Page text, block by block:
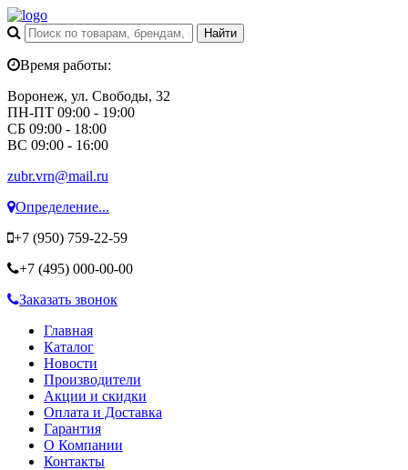
Время работы:
Воронеж, ул. Свободы, 32
ПН-ПТ 09:00 - 19:00
СБ 09:00 - 18:00
ВС 09:00 - 16:00
zubr.vrn@mail.ru
Определение...
+7 (950) 759-22-59
+7 (495) 000-00-00
Заказать звонок
Главная
Каталог
Новости
Производители
Акции и скидки
Оплата и Доставка
Гарантия
О Компании
Контакты